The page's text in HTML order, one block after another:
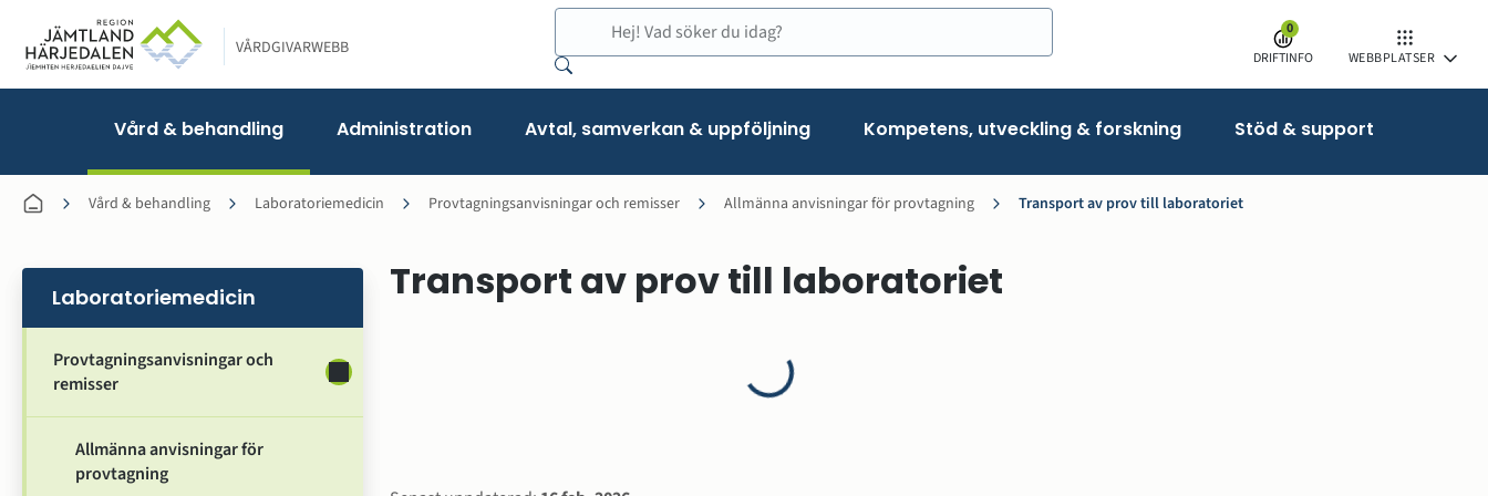
VÅRDGIVARWEBB
0
DRIFTINFO
WEBBPLATSER
Vård & behandling Administration Avtal, samverkan & uppföljning Kompetens, utveckling & forskning Stöd & support
Vård & behandling Laboratoriemedicin Provtagningsanvisningar och remisser Allmänna anvisningar för provtagning Transport av prov till laboratoriet
Laboratoriemedicin
Provtagningsanvisningar och
remisser
Undersidor för Provtagningsanvisningar och remisser
Allmänna anvisningar för
provtagning
Transport av prov till laboratoriet